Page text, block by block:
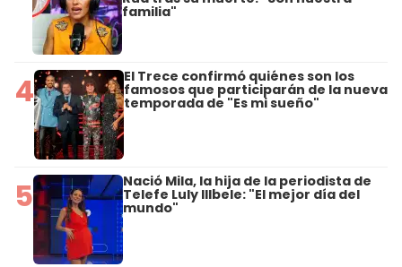
familia"
4 El Trece confirmó quiénes son los
famosos que participarán de la nueva
temporada de "Es mi sueño"
5 Nació Mila, la hija de la periodista de
Telefe Luly Illbele: "El mejor día del
mundo"